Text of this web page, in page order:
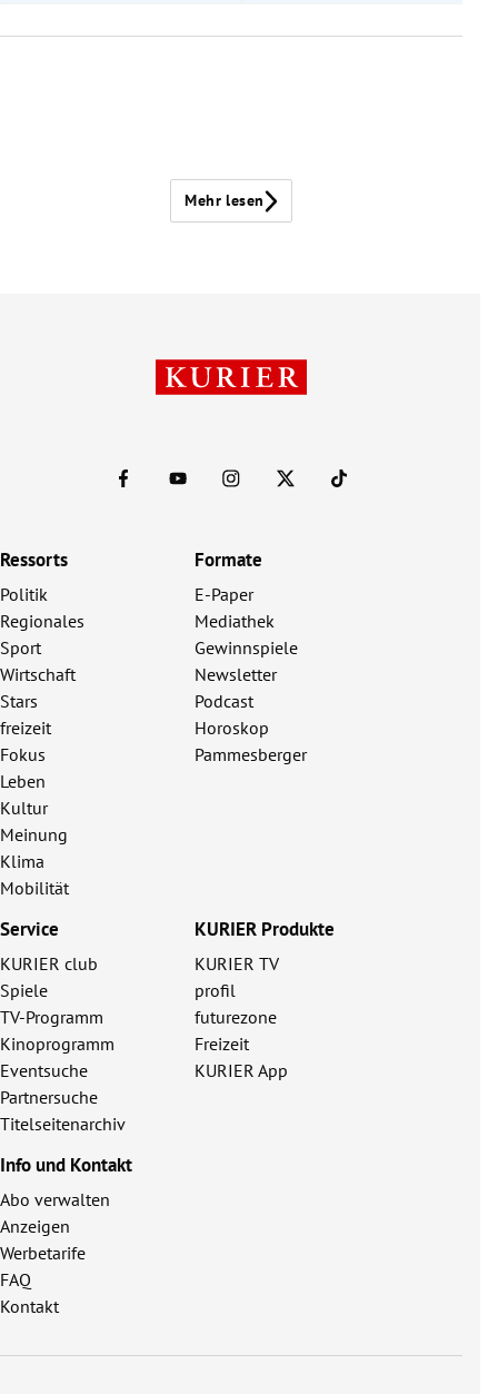
Mehr lesen
Ressorts
Politik
Regionales
Sport
Wirtschaft
Stars
freizeit
Fokus
Leben
Kultur
Meinung
Klima
Mobilität
Formate
E-Paper
Mediathek
Gewinnspiele
Newsletter
Podcast
Horoskop
Pammesberger
Service
KURIER club
Spiele
TV-Programm
Kinoprogramm
Eventsuche
Partnersuche
Titelseitenarchiv
KURIER Produkte
KURIER TV
profil
futurezone
Freizeit
KURIER App
Info und Kontakt
Abo verwalten
Anzeigen
Werbetarife
FAQ
Kontakt